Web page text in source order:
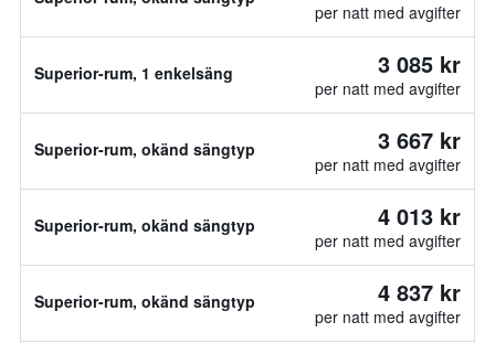
per natt med avgifter
Superior-rum, 1 enkelsäng 3 085 kr
per natt med avgifter
Superior-rum, okänd sängtyp 3 667 kr
per natt med avgifter
Superior-rum, okänd sängtyp 4 013 kr
per natt med avgifter
Superior-rum, okänd sängtyp 4 837 kr
per natt med avgifter